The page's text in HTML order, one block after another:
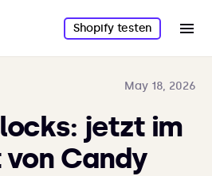
Shopify testen
May 18, 2026
jetzt im
Candy